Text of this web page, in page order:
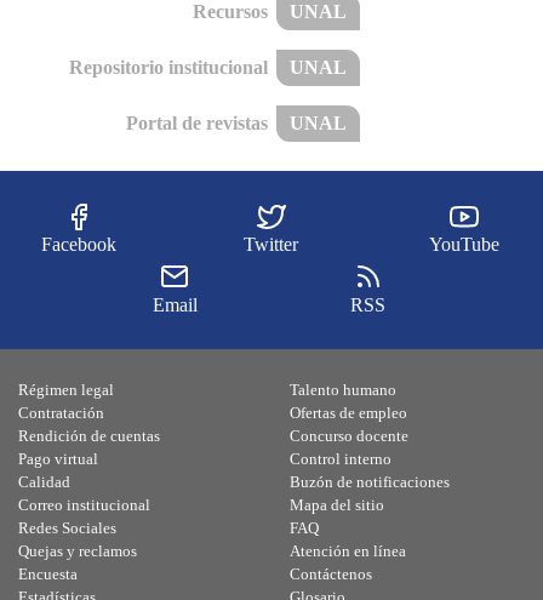
Recursos UNAL
Repositorio institucional UNAL
Portal de revistas UNAL
Facebook Twitter YouTube
Email RSS
Régimen legal
Contratación
Rendición de cuentas
Pago virtual
Calidad
Talento humano
Ofertas de empleo
Concurso docente
Control interno
Buzón de notificaciones
Correo institucional
Redes Sociales
Quejas y reclamos
Encuesta
Mapa del sitio
FAQ
Atención en línea
Contáctenos